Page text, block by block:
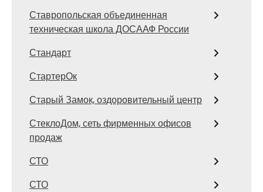
Ставропольская объединенная
техническая школа ДОСААФ России
Стандарт
СтартерОк
Старый Замок, оздоровительный центр
СтеклоДом, сеть фирменных офисов
продаж
СТО
СТО